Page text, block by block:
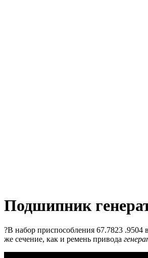
Подшипник
?В набор приспособления 67.7823 .9504
же сечение, как и ремень привода